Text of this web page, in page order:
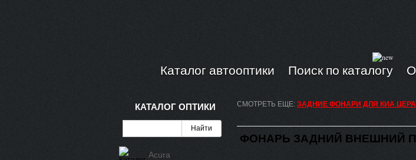
Каталог автооптики Поиск по каталогу
СМОТРЕТЬ ЕЩЕ: ЗАДНИЕ ФОНАРИ ДЛЯ КИА
ФОНАРЬ ЗАДНИЙ ВНЕШНИЙ
КАТАЛОГ ОПТИКИ
Acura